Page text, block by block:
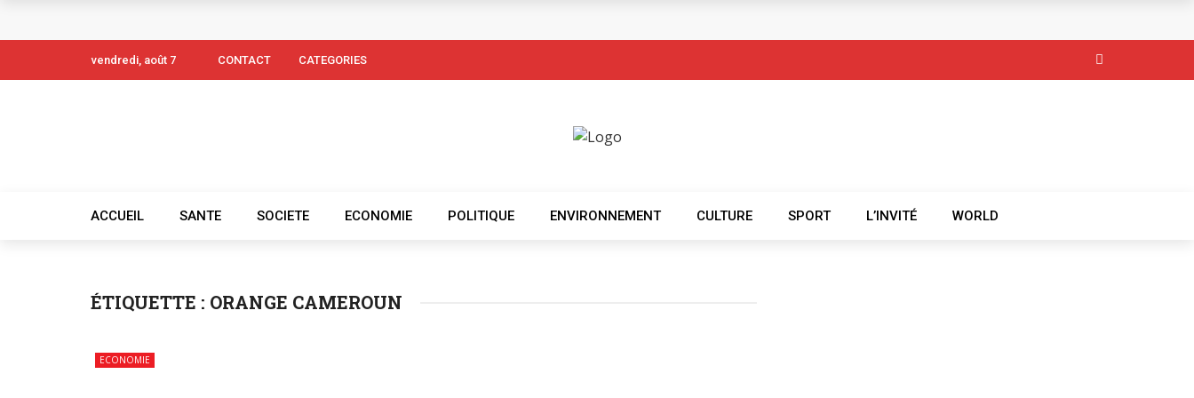
vendredi, août 7 CONTACT CATEGORIES
ACCUEIL SANTE SOCIETE ECONOMIE POLITIQUE ENVIRONNEMENT CULTURE SPORT L’INVITÉ WORLD
ÉTIQUETTE : ORANGE CAMEROUN
ECONOMIE